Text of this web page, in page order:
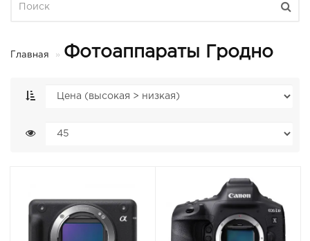
Главная Фотоаппараты Гродно